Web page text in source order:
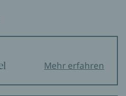
Mehr erfahren